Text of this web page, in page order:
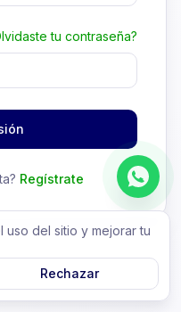
del sitio y mejorar tu
Rechazar
tu contraseña?
Regístrate